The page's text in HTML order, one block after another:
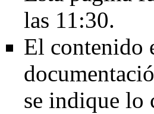
las 11:30.
El contenido
se indique lo